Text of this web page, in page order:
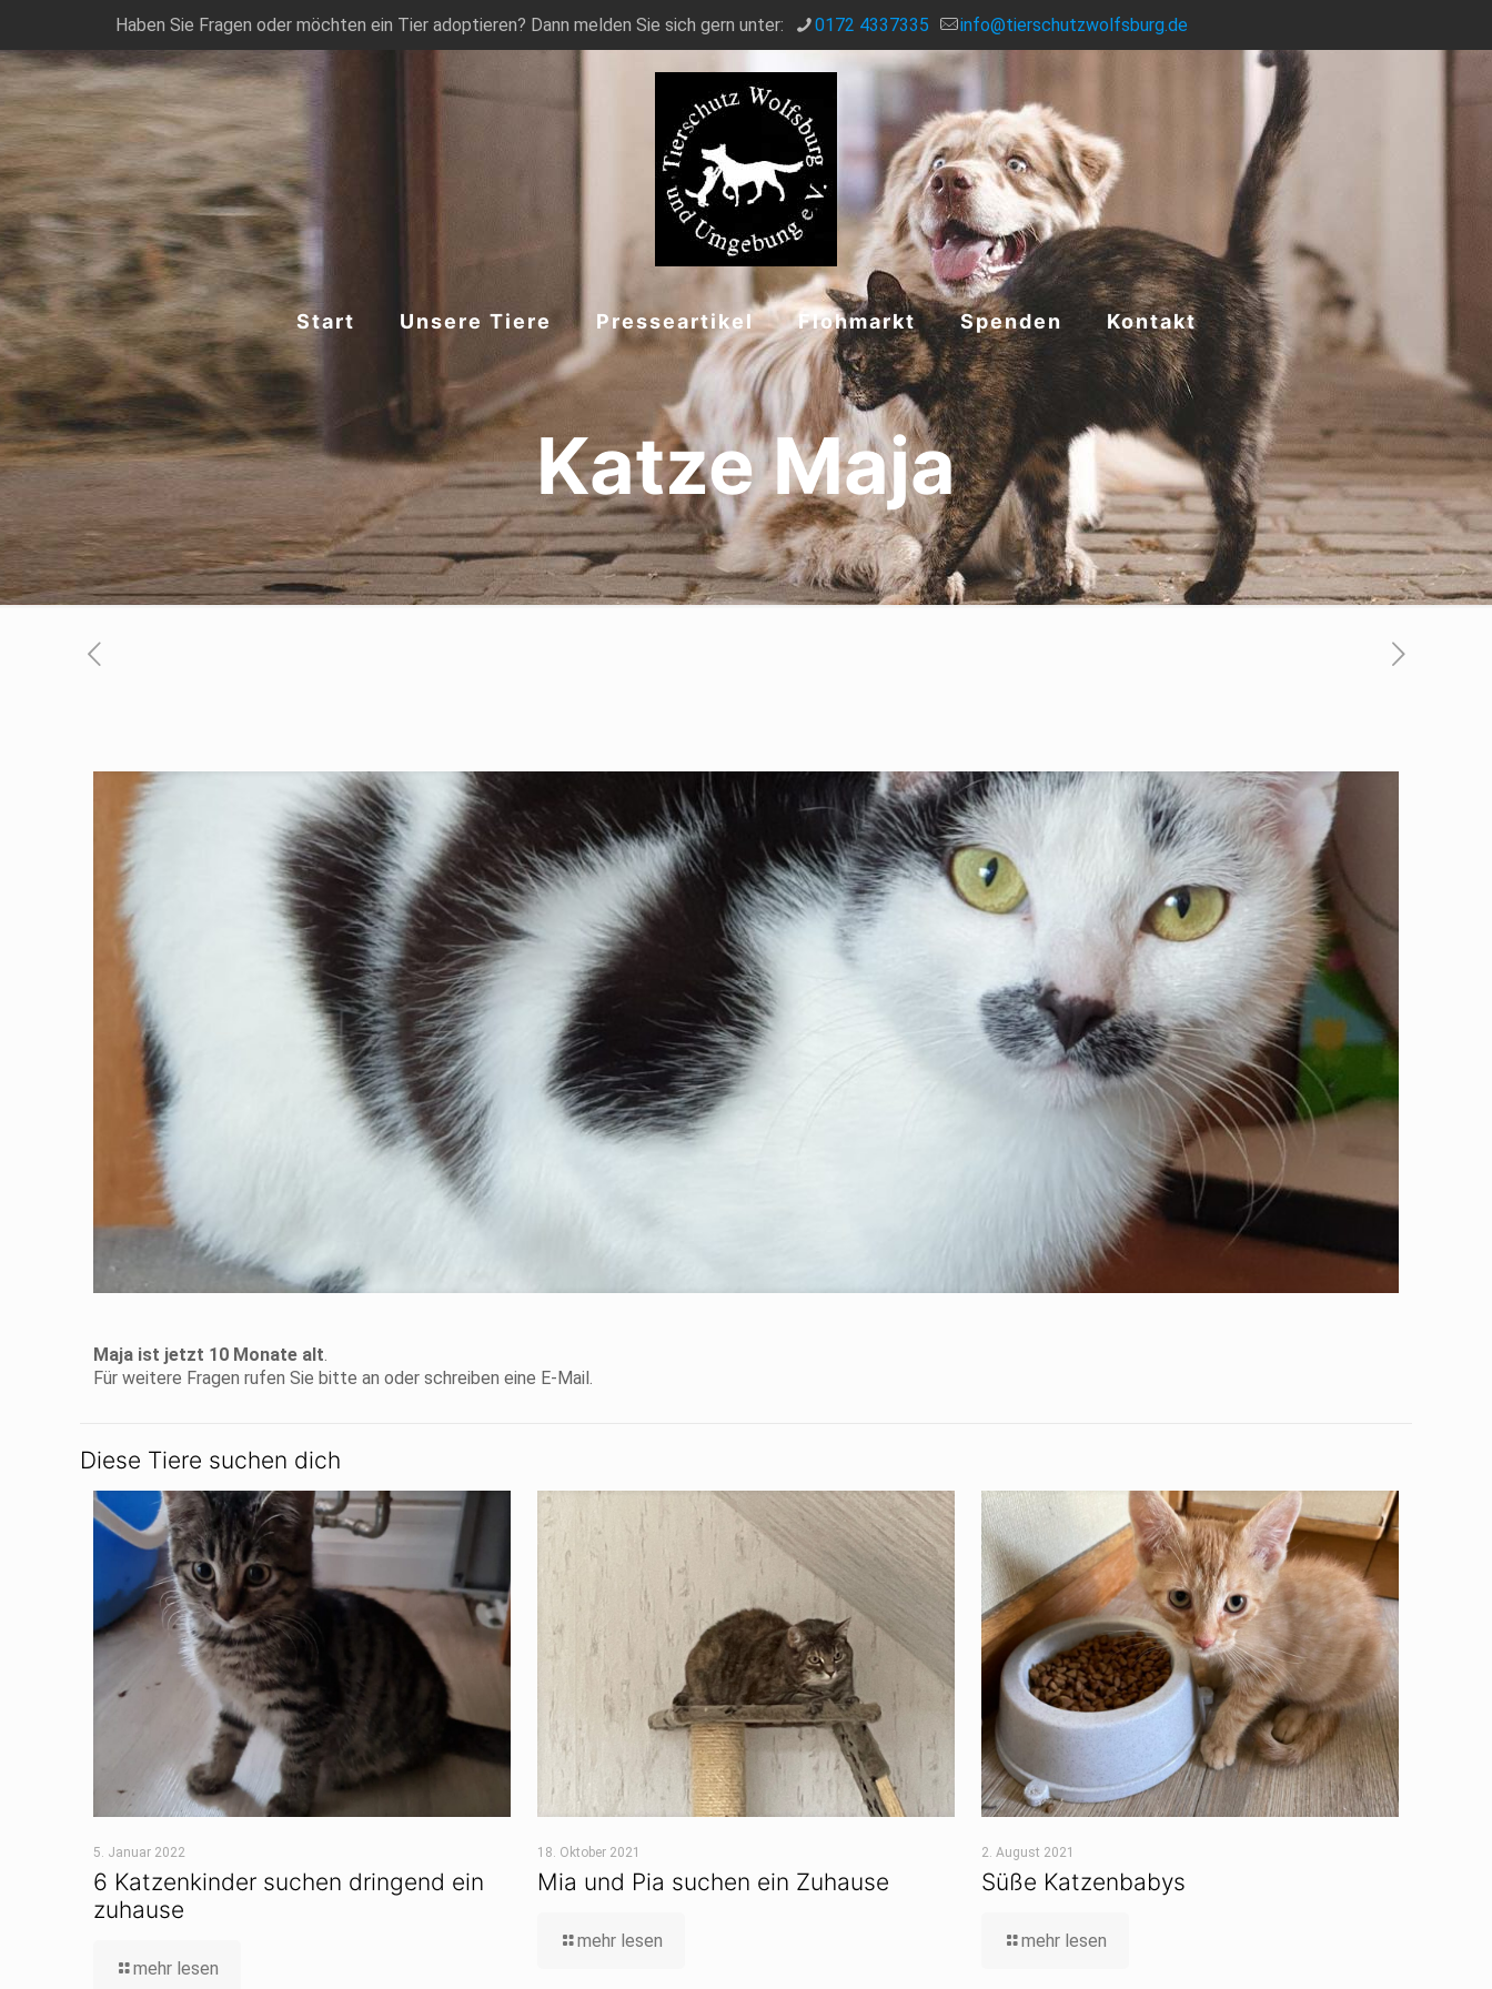
Haben Sie Fragen oder möchten ein Tier adoptieren? Dann melden Sie sich gern unter: 0172 4337335 info@tierschutzwolfsburg.de
Start Unsere Tiere Presseartikel Flohmarkt Spenden Kontakt
Katze Maja
Maja ist jetzt 10 Monate alt.
Für weitere Fragen rufen Sie bitte an oder schreiben eine E-Mail.
Diese Tiere suchen dich
5. Januar 2022
6 Katzenkinder suchen dringend ein
zuhause
mehr lesen
18. Oktober 2021
Mia und Pia suchen ein Zuhause
mehr lesen
2. August 2021
Süße Katzenbabys
mehr lesen